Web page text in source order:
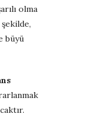
olma
şekilde,
büyü